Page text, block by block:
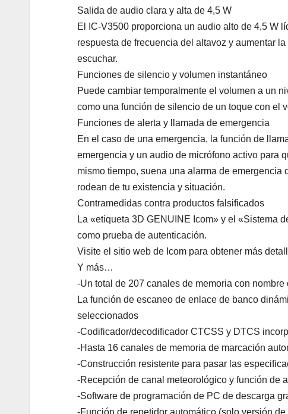
Salida de audio clara y alta de 4,5 W
El IC-V3500 proporciona un audio alto de 4,5 W
respuesta de frecuencia del altavoz y aumentar
escuchar.
Funciones de silencio y volumen instantáneo
Puede cambiar temporalmente el volumen a un
como una función de silencio de un toque con el
Funciones de alerta y llamada de emergencia
En el caso de una emergencia, la función de
emergencia y un audio de micrófono activo para
mismo tiempo, suena una alarma de
rodean de tu existencia y situación.
Contramedidas contra productos falsificados
La «etiqueta 3D GENUINE Icom» y el «Sistema
como prueba de autenticación.
Visite el sitio web de Icom para obtener más
Y más…
-Un total de 207 canales de memoria con
La función de escaneo de enlace de banco
seleccionados
-Codificador/decodificador CTCSS y DTCS
-Hasta 16 canales de memoria de marcación
-Construcción resistente para pasar las
-Recepción de canal meteorológico y función de
-Software de programación de PC de descarga
-Función de repetidor automático (solo versión de